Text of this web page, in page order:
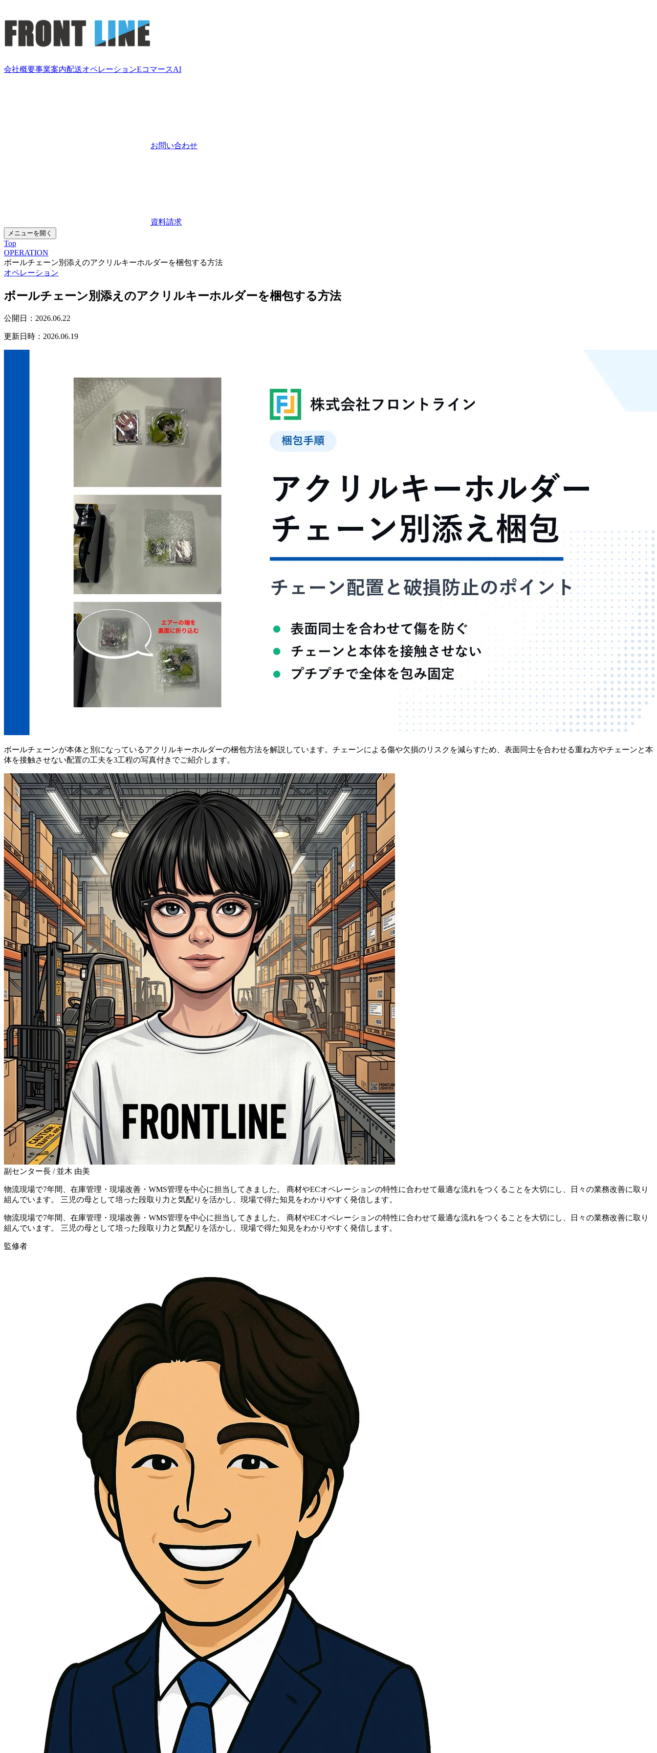
会社概要事業案内配送オペレーションEコマースAI
お問い合わせ
資料請求
メニューを開く
Top
OPERATION
ボールチェーン別添えのアクリルキーホルダーを梱包する方法
オペレーション
ボールチェーン別添えのアクリルキーホルダーを梱包する方法
公開日： 2026.06.22
更新日時： 2026.06.19
ボールチェーンが本体と別になっているアクリルキーホルダーの梱包方法を解説しています。チェーンによる傷や欠損のリスクを減らすため、表面同士を合わせる重ね方やチェーンと本
体を接触させない配置の工夫を3工程の写真付きでご紹介します。
副センター長 / 並木 由美
物流現場で7年間、在庫管理・現場改善・WMS管理を中心に担当してきました。 商材やECオペレーションの特性に合わせて最適な流れをつくることを大切にし、日々の業務改善に取り
組んでいます。 三児の母として培った段取り力と気配りを活かし、現場で得た知見をわかりやすく発信します。
物流現場で7年間、在庫管理・現場改善・WMS管理を中心に担当してきました。 商材やECオペレーションの特性に合わせて最適な流れをつくることを大切にし、日々の業務改善に取り
組んでいます。 三児の母として培った段取り力と気配りを活かし、現場で得た知見をわかりやすく発信します。
監修者